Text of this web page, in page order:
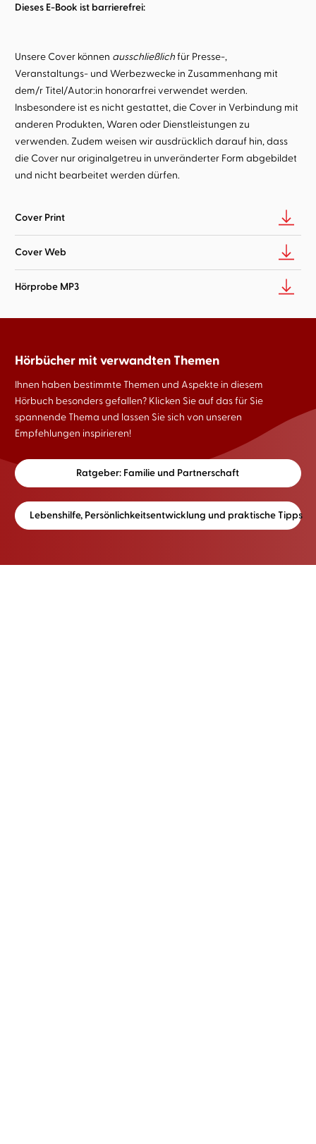
Dieses E-Book ist barrierefrei:
Unsere Cover können ausschließlichfür Presse-,
Veranstaltungs- und Werbezwecke in Zusammenhang mit
dem/r Titel/Autor:in honorarfrei verwendet werden.
Insbesondere ist es nicht gestattet, die Cover in Verbindung mit
anderen Produkten, Waren oder Dienstleistungen zu
verwenden. Zudem weisen wir ausdrücklich darauf hin, dass
die Cover nur originalgetreu in unveränderter Form abgebildet
und nicht bearbeitet werden dürfen.
Cover Print
Cover Web
Hörprobe MP3
Hörbücher mit verwandten Themen
Ihnen haben bestimmte Themen und Aspekte in diesem
Hörbuch besonders gefallen? Klicken Sie auf das für Sie
spannende Thema und lassen Sie sich von unseren
Empfehlungen inspirieren!
Ratgeber: Familie und Partnerschaft
Lebenshilfe, Persönlichkeitsentwicklung und praktische Tipps